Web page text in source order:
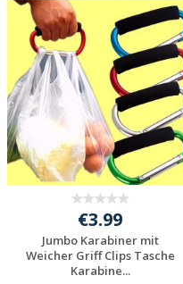
Individuelle
Werbeartikel
anfragen
€3.99
Jumbo Karabiner mit
Weicher Griff Clips Tasche
Karabine...